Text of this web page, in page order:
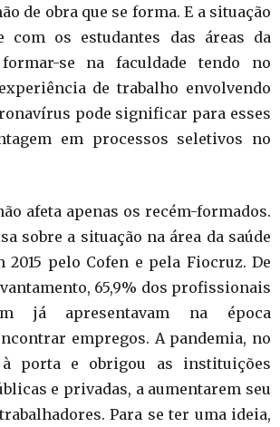
de obra que se forma. E a situação
com os estudantes das áreas da
se na faculdade tendo no
de trabalho envolvendo
pode significar para esses
em processos seletivos no
afeta apenas os recém-formados.
sobre a situação na área da saúde
2015 pelo Cofen e pela Fiocruz. De
65,9% dos profissionais
já apresentavam na época
empregos. A pandemia, no
à porta e obrigou as instituições
e privadas, a aumentarem seu
Para se ter uma ideia,